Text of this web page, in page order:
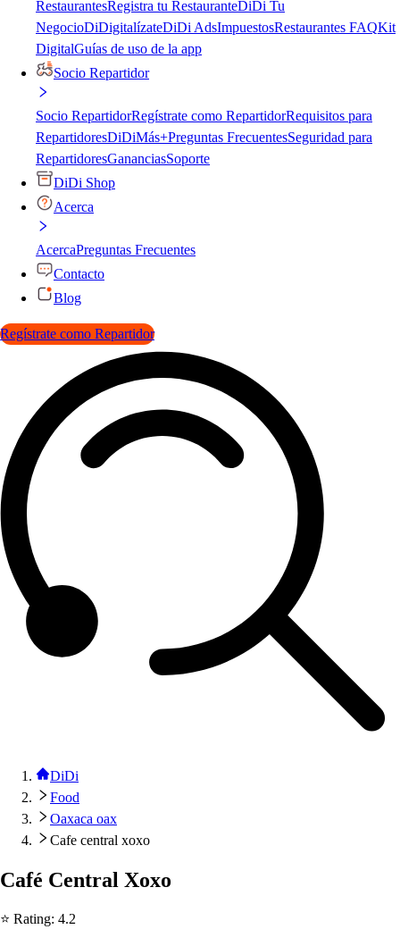
RestaurantesRegistra tu RestauranteDiDi Tu
NegocioDiDigitalízateDiDi AdsImpuestosRestaurantes FAQKit
DigitalGuías de uso de la app
Socio Repartidor
Socio RepartidorRegístrate como RepartidorRequisitos para
RepartidoresDiDiMás+Preguntas FrecuentesSeguridad para
RepartidoresGananciasSoporte
DiDi Shop
Acerca
AcercaPreguntas Frecuentes
Contacto
Blog
Regístrate como Repartidor
DiDi
Food
Oaxaca oax
Cafe central xoxo
Café Central Xoxo
⭐ Rating: 4.2